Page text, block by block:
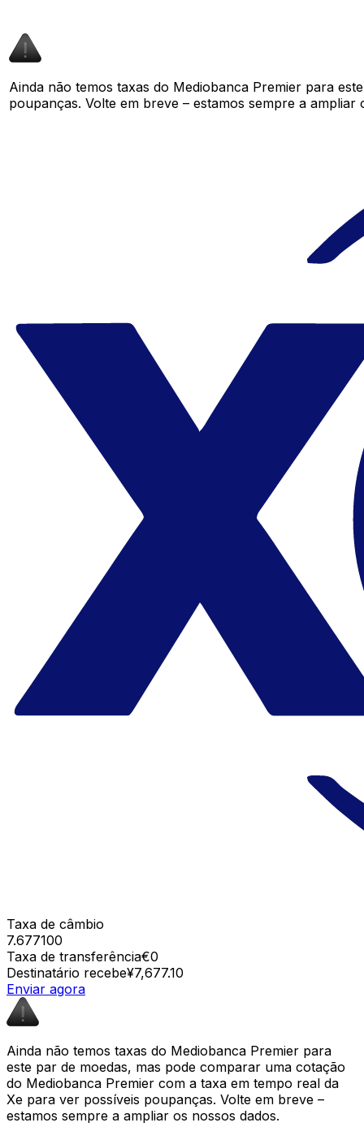
Ainda não temos taxas do Mediobanca Premier para
poupanças. Volte em breve – estamos sempre a ampliar
Taxa de câmbio
7.677100
Taxa de transferência€0
Destinatário recebe¥7,677.10
Enviar agora
Ainda não temos taxas do Mediobanca Premier para
este par de moedas, mas pode comparar uma cotação
do Mediobanca Premier com a taxa em tempo real da
Xe para ver possíveis poupanças. Volte em breve –
estamos sempre a ampliar os nossos dados.